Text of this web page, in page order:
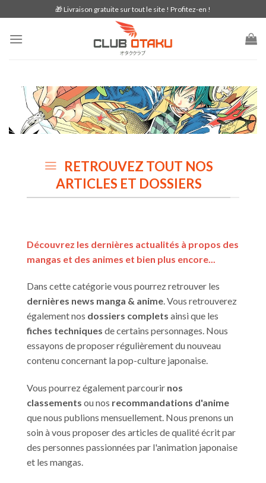
to
content
🎁 Livraison gratuite sur tout le site ! Profitez-en !
RETROUVEZ TOUT NOS
ARTICLES ET DOSSIERS
Découvrez les dernières actualités à propos des
mangas et des animes et bien plus encore...
Dans cette catégorie vous pourrez retrouver les
dernières news manga & anime. Vous retrouverez
également nos dossiers complets ainsi que les
fiches techniques de certains personnages. Nous
essayons de proposer régulièrement du nouveau
contenu concernant la pop-culture japonaise.
Vous pourrez également parcourir nos
classements ou nos recommandations d'anime
que nous publions mensuellement. Nous prenons un
soin à vous proposer des articles de qualité écrit par
des personnes passionnées par l'animation japonaise
et les mangas.